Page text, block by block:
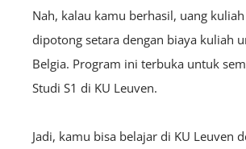
Nah, kalau kamu berhasil, uang
dipotong setara dengan biaya kuliah
Belgia. Program ini terbuka untuk
Studi S1 di KU Leuven.
Jadi, kamu bisa belajar di KU Leuven